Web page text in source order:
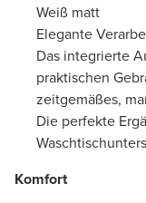
Weiß matt
Elegante
Das integrierte
praktischen
zeitgemäßes,
Die perfekte
Komfort